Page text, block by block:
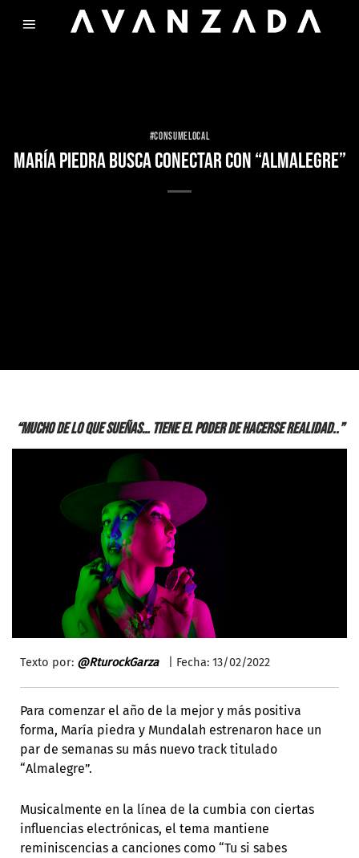
#CONSUMELOCAL
MARÍA PIEDRA BUSCA CONECTAR CON “ALMALEGRE”
“Mucho de lo que sueñas… tiene el poder de hacerse realidad..”
Texto por: @RturockGarza| Fecha: 13/02/2022
Para comenzar el año de la mejor y más positiva
forma, María piedra y Mundalah estrenaron hace un
par de semanas su más nuevo track titulado
“Almalegre”.
Musicalmente en la línea de la cumbia con ciertas
influencias electrónicas, el tema mantiene
reminiscencias a canciones como “Tu si sabes